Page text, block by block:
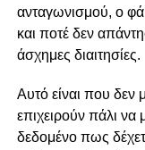
ανταγωνισμού, ο
και ποτέ δεν
άσχημες διαιτησίες.
Αυτό είναι που δεν
επιχειρούν πάλι να
δεδομένο πως